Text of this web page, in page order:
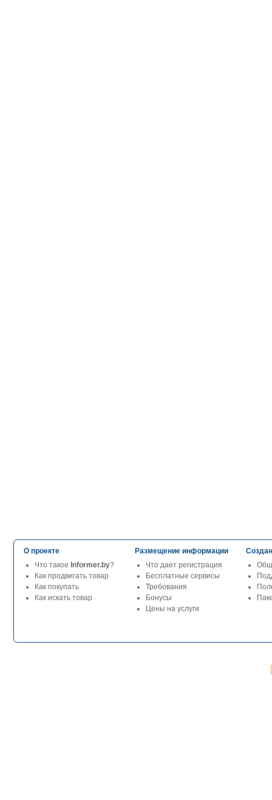
О проекте
Что такое Informer.by?
Как продвигать товар
Как покупать
Как искать товар
Размещение информации
Что дает регистрация
Бесплатные сервисы
Требования
Бонусы
Цены на услуги